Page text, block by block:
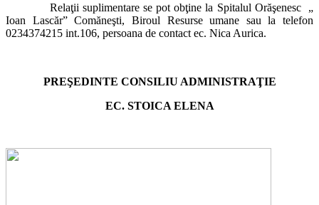
Relaţii suplimentare se pot obţine la Spitalul Orăşenesc „
Ioan Lascăr” Comăneşti, Biroul Resurse umane sau la telefon
0234374215 int.106, persoana de contact ec. Nica Aurica.
PREŞEDINTE CONSILIU ADMINISTRAŢIE
EC. STOICA ELENA